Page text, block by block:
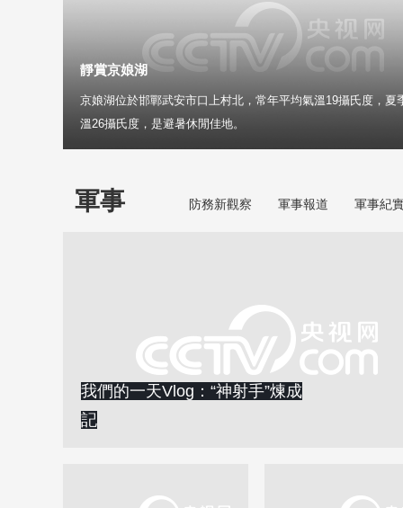
靜賞京娘湖
京娘湖位於邯鄲武安市口上村北，常年平均氣溫19攝氏度，夏
溫26攝氏度，是避暑休閒佳地。
軍事 防務新觀察 軍事報道 軍事紀
我們的一天Vlog：“神射手”煉成
記